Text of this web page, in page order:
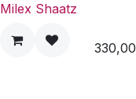
Milex Shaatz
330,00